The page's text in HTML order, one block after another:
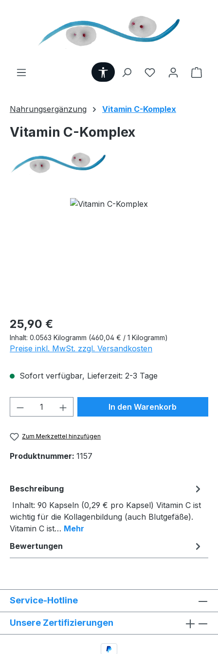
Werkzeugleiste anzeigen
Du hast 0
Nahrungsergänzung Vitamin C-Komplex
Vitamin C-Komplex
Bildergalerie überspringen
25,90 €
Inhalt: 0.0563 Kilogramm (460,04 € / 1 Kilogramm)
Preise inkl. MwSt. zzgl. Versandkosten
Sofort verfügbar, Lieferzeit: 2-3 Tage
Produkt Anzahl: Gib denIn den Warenkorb
Zum Merkzettel hinzufügen
Produktnummer: 1157
Beschreibung
Inhalt: 90 Kapseln (0,29 € pro Kapsel) Vitamin C ist
wichtig für die Kollagenbildung (auch Blutgefäße).
Vitamin C ist… Mehr
Bewertungen
Service-Hotline
Unsere Zertifizierungen